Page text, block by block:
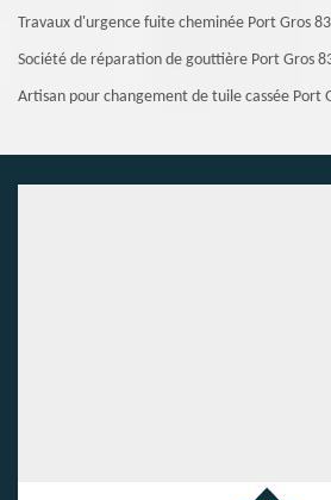
Travaux d'urgence fuite cheminée Port Gros
Société de réparation de gouttière Port Gros
Artisan pour changement de tuile cassée Port